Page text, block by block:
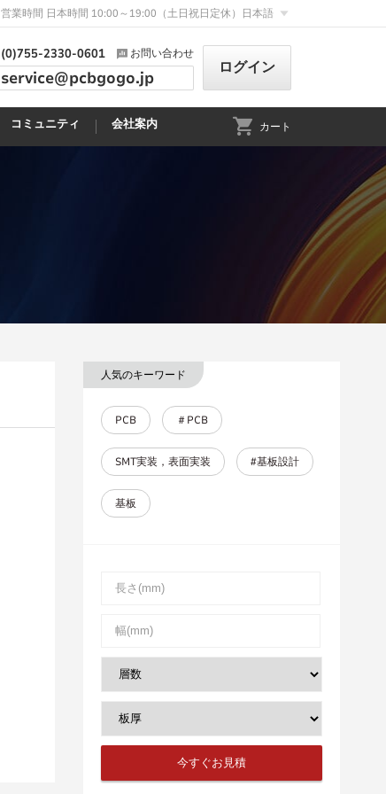
業時間 日本時間 10:00～19:00（土日祝日定休） 日本語
2330-0601 お問い合わせ
service@pcbgogo.jp ログイン
コミュニティ 会社案内 カート
人気のキーワード
PCB ＃PCB
SMT実装，表面実装 #基板設計
基板